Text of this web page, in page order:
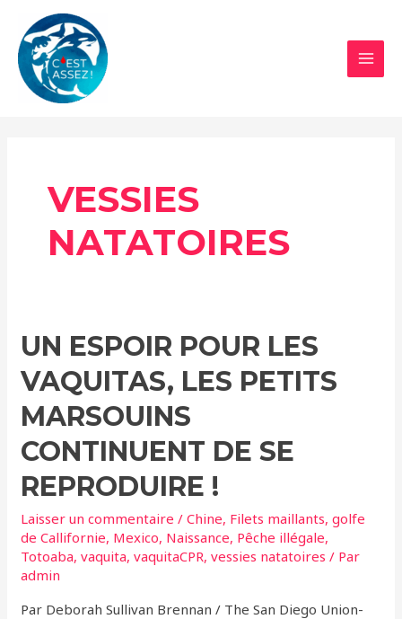
contenu
VESSIES
NATATOIRES
UN ESPOIR POUR LES
VAQUITAS, LES PETITS
MARSOUINS
CONTINUENT DE SE
REPRODUIRE !
Laisser un commentaire /Chine, Filets maillants,golfe
de Callifornie, Mexico, Naissance, Pêche illégale,
Totoaba,vaquita,vaquitaCPR,vessies natatoires / Par
admin
Par Deborah Sullivan Brennan / The San Diego Union-